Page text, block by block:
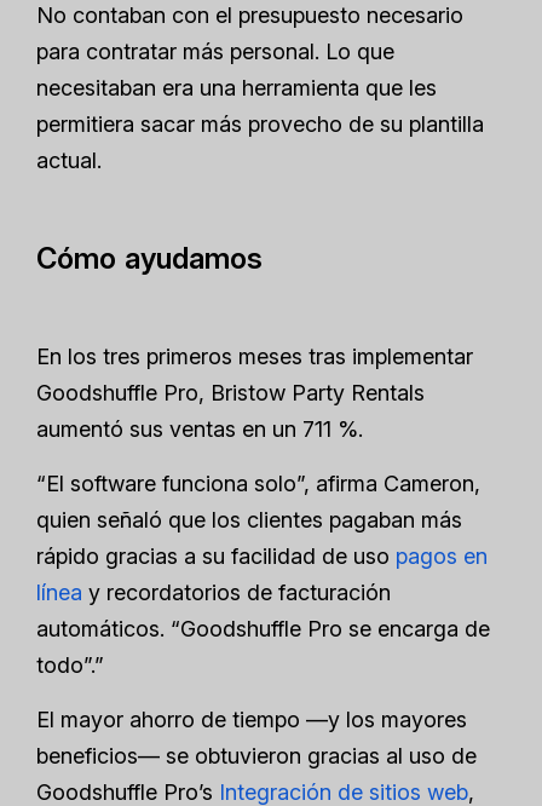
No contaban con el presupuesto necesario
para contratar más personal. Lo que
necesitaban era una herramienta que les
permitiera sacar más provecho de su plantilla
actual.
Cómo ayudamos
En los tres primeros meses tras implementar
Goodshuffle Pro, Bristow Party Rentals
aumentó sus ventas en un 711 %.
“El software funciona solo”, afirma Cameron,
quien señaló que los clientes pagaban más
rápido gracias a su facilidad de uso pagos en
línea y recordatorios de facturación
automáticos. “Goodshuffle Pro se encarga de
todo”.”
El mayor ahorro de tiempo —y los mayores
beneficios— se obtuvieron gracias al uso de
Goodshuffle Pro’s Integración de sitios web,